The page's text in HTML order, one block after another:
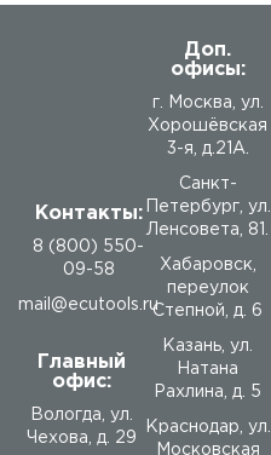
Контакты:
8 (800) 550-
09-58
mail@ecutools.ru
Главный
офис:
Вологда, ул.
Чехова, д. 29
Доп.
офисы:
г. Москва, ул.
Хорошёвская
3-я, д.21А.
Санкт-
Петербург, ул.
Ленсовета, 81.
Хабаровск,
переулок
Степной, д. 6
Казань, ул.
Натана
Рахлина, д. 5
Краснодар, ул.
Московская